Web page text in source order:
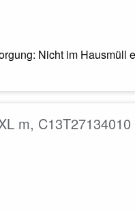
Nicht im Hausmüll
m,